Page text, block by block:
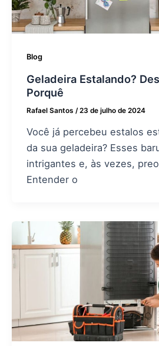
Blog
Geladeira Estalando?
Porquê
Rafael Santos /23 de julho de 2024
Você já percebeu estalos
da sua geladeira? Esses
intrigantes e, às vezes,
Entender o